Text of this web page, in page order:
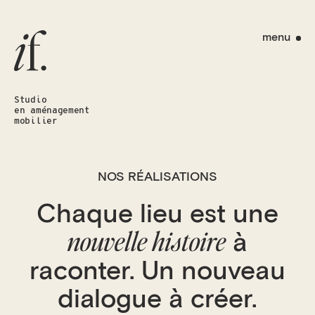
Studio
en aménagement
mobilier
menu
NOS RÉALISATIONS
Chaque lieu est une
nouvelle histoireà
raconter. Un nouveau
dialogue à créer.